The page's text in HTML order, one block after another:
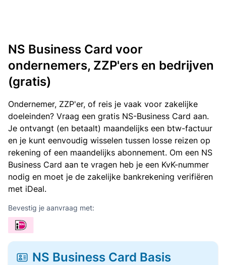
NS Business Card voor
ondernemers, ZZP'ers en bedrijven
(gratis)
Ondernemer, ZZP'er, of reis je vaak voor zakelijke
doeleinden? Vraag een gratis NS-Business Card aan.
Je ontvangt (en betaalt) maandelijks een btw-factuur
en je kunt eenvoudig wisselen tussen losse reizen op
rekening of een maandelijks abonnement. Om een NS
Business Card aan te vragen heb je een KvK-nummer
nodig en moet je de zakelijke bankrekening verifiëren
met iDeal.
Bevestig je aanvraag met:
NS Business Card Basis